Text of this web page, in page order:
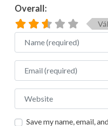
Overall:
Name
Email
Website
Save my name, email,